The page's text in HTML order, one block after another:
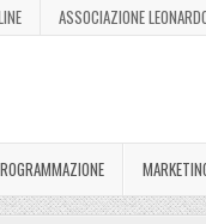
ASSOCIAZIONE